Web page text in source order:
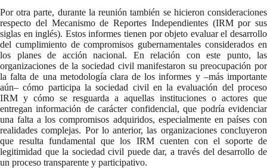
Por otra parte, durante la reunión también se hicieron consideraciones
respecto del Mecanismo de Reportes Independientes (IRM por sus
siglas en inglés). Estos informes tienen por objeto evaluar el desarrollo
del cumplimiento de compromisos gubernamentales considerados en
los planes de acción nacional. En relación con este punto, las
organizaciones de la sociedad civil manifestaron su preocupación por
la falta de una metodología clara de los informes y –más importante
aún– cómo participa la sociedad civil en la evaluación del proceso
IRM y cómo se resguarda a aquellas instituciones o actores que
entregan información de carácter confidencial, que podría evidenciar
una falta a los compromisos adquiridos, especialmente en países con
realidades complejas. Por lo anterior, las organizaciones concluyeron
que resulta fundamental que los IRM cuenten con el soporte de
legitimidad que la sociedad civil puede dar, a través del desarrollo de
un proceso transparente y participativo.